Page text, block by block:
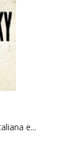
e...